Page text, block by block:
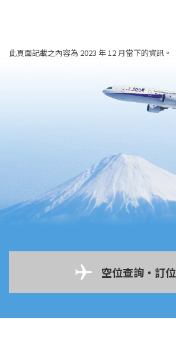
此頁面記載之內容為 2023 年 12 月當下的資訊。
空位查詢・訂位